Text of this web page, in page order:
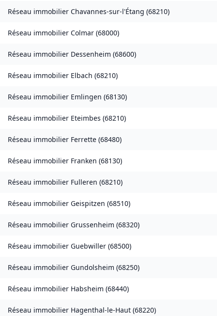
Réseau immobilier Chavannes-sur-l'Étang (68210)
Réseau immobilier Colmar (68000)
Réseau immobilier Dessenheim (68600)
Réseau immobilier Elbach (68210)
Réseau immobilier Emlingen (68130)
Réseau immobilier Eteimbes (68210)
Réseau immobilier Ferrette (68480)
Réseau immobilier Franken (68130)
Réseau immobilier Fulleren (68210)
Réseau immobilier Geispitzen (68510)
Réseau immobilier Grussenheim (68320)
Réseau immobilier Guebwiller (68500)
Réseau immobilier Gundolsheim (68250)
Réseau immobilier Habsheim (68440)
Réseau immobilier Hagenthal-le-Haut (68220)